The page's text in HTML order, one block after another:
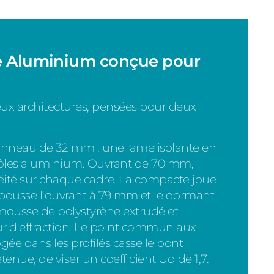
Aluminium conçue pour
architectures, pensées pour deux
de 32 mm : une lame isolante en
aluminium. Ouvrant de 70 mm,
sur chaque cadre. La compacte joue
l'ouvrant à 79 mm et le dormant
de polystyrène extrudé et
d'effraction. Le point commun aux
dans les profilés casse le pont
de viser un coefficient Ud de 1,7.